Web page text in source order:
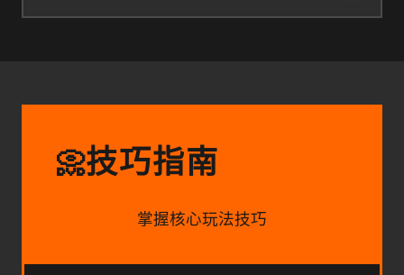
📀技巧指南
掌握核心玩法技巧